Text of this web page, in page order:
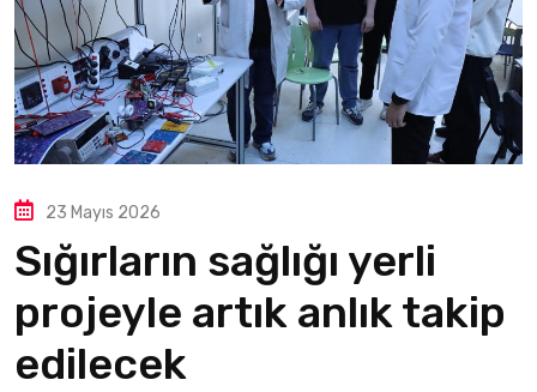
23 Mayıs 2026
Sığırların sağlığı yerli
projeyle artık anlık takip
edilecek